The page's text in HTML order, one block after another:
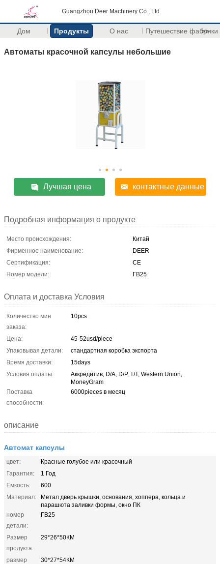
Guangzhou Deer Machinery Co., Ltd.
Дом Продукты О нас Путешествие фабрики
>>
Автоматы красочной капсулы небольшие
Лучшая цена контактные данные
Подробная информация о продукте
Место происхождения:
Китай
Фирменное наименование:
DEER
Сертификация:
CE
Номер модели:
ГВ25
Оплата и доставка Условия
Количество мин
заказа:
10pcs
Цена:
45-52usd/piece
Упаковывая детали:
стандартная коробка экспорта
Время доставки:
15days
Условия оплаты:
Аккредитив, D/A, D/P, T/T, Western Union,
MoneyGram
Поставка
способности:
6000pieces в месяц
описание
Автомат капсулы
цвет:
Красные голубое или красочный
Гарантия:
1 Год
Емкость:
600
Материал:
Метал дверь крышки, основания, хоппера, кольца и
парашюта заливки формы, окно ПК
номер
детали:
ГВ25
Размер
продукта:
29*26*50КМ
размер
30*27*54КМ